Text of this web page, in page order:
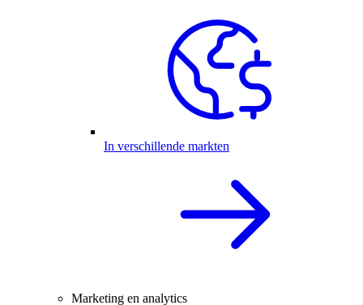
In verschillende markten
Marketing en analytics